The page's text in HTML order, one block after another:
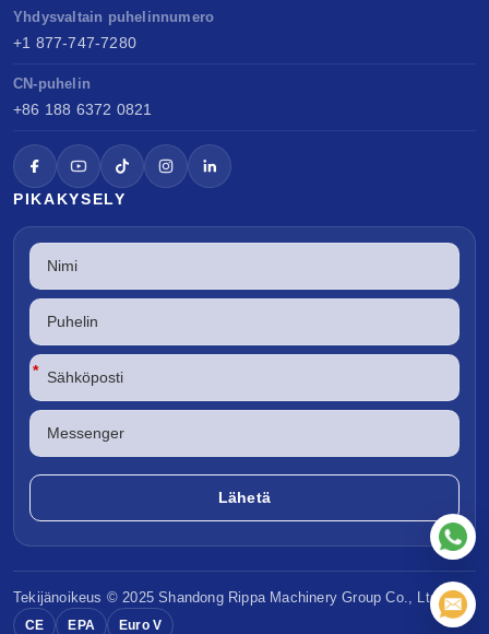
Yhdysvaltain puhelinnumero
+1 877-747-7280
CN-puhelin
+86 188 6372 0821
PIKAKYSELY
*
Tekijänoikeus © 2025 Shandong Rippa Machinery Group Co., Ltd.
CE EPA Euro V